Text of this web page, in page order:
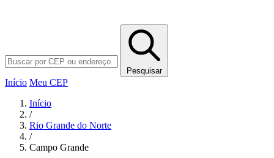
Pesquisar
Início Meu CEP
Início
/
Rio Grande do Norte
/
Campo Grande